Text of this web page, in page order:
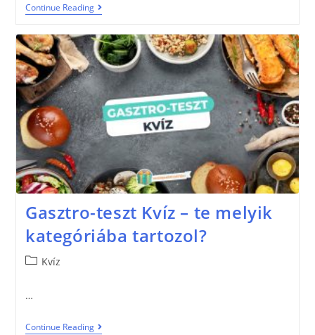
Continue Reading
Gasztro-teszt Kvíz – te melyik
kategóriába tartozol?
Kvíz
…
Continue Reading